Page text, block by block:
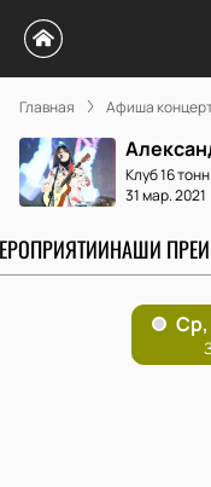
Главная Афиша
Клуб 16 тонн
31 мар. 2021
НАШИ